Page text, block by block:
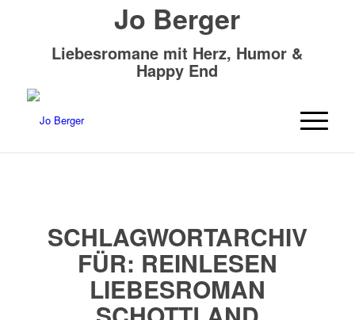
Jo Berger
Liebesromane mit Herz, Humor &
Happy End
SCHLAGWORTARCHIV
FÜR: REINLESEN
LIEBESROMAN